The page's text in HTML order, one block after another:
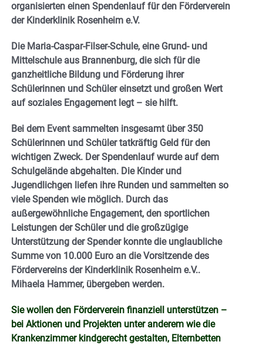
organisierten einen Spendenlauf für den Förderverein
der Kinderklinik Rosenheim e.V.
Die Maria-Caspar-Filser-Schule, eine Grund- und
Mittelschule aus Brannenburg, die sich für die
ganzheitliche Bildung und Förderung ihrer
Schülerinnen und Schüler einsetzt und großen Wert
auf soziales Engagement legt – sie hilft.
Bei dem Event sammelten insgesamt über 350
Schülerinnen und Schüler tatkräftig Geld für den
wichtigen Zweck. Der Spendenlauf wurde auf dem
Schulgelände abgehalten. Die Kinder und
Jugendlichgen liefen ihre Runden und sammelten so
viele Spenden wie möglich. Durch das
außergewöhnliche Engagement, den sportlichen
Leistungen der Schüler und die großzügige
Unterstützung der Spender konnte die unglaubliche
Summe von 10.000 Euro an die Vorsitzende des
Fördervereins der Kinderklinik Rosenheim e.V..
Mihaela Hammer, übergeben werden.
Sie wollen den Förderverein finanziell unterstützen –
bei Aktionen und Projekten unter anderem wie die
Krankenzimmer kindgerecht gestalten, Elternbetten